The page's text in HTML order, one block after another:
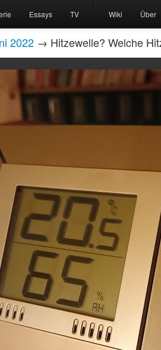
Essays TV Wiki Über
2022 → Hitzewelle? Welche